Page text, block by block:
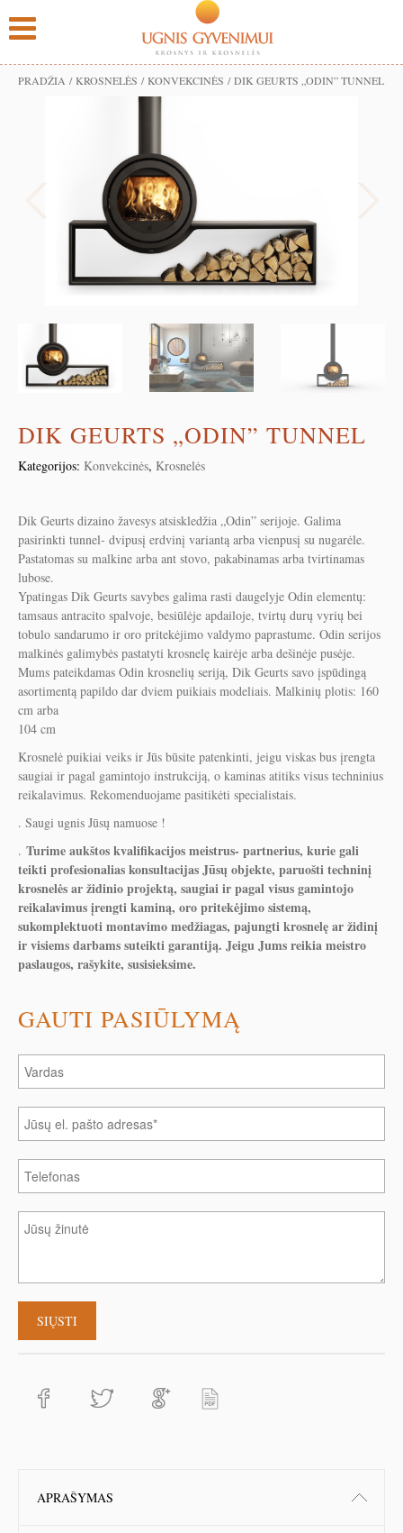
PRADŽIA /KROSNELĖS /KONVEKCINĖS / DIK GEURTS „ODIN” TUNNEL
DIK GEURTS „ODIN” TUNNEL
Kategorijos: Konvekcinės, Krosnelės
Dik Geurts dizaino žavesys atsiskledžia „Odin” serijoje. Galima
pasirinkti tunnel- dvipusį erdvinį variantą arba vienpusį su nugarėle.
Pastatomas su malkine arba ant stovo, pakabinamas arba tvirtinamas
lubose.
Ypatingas Dik Geurts savybes galima rasti daugelyje Odin elementų:
tamsaus antracito spalvoje, besiūlėje apdailoje, tvirtų durų vyrių bei
tobulo sandarumo ir oro pritekėjimo valdymo paprastume. Odin serijos
malkinės galimybės pastatyti krosnelę kairėje arba dešinėje pusėje.
Mums pateikdamas Odin krosnelių seriją, Dik Geurts savo įspūdingą
asortimentą papildo dar dviem puikiais modeliais. Malkinių plotis: 160
cm arba
104 cm
Krosnelė puikiai veiks ir Jūs būsite patenkinti, jeigu viskas bus įrengta
saugiai ir pagal gamintojo instrukciją, o kaminas atitiks visus techninius
reikalavimus. Rekomenduojame pasitikėti specialistais.
. Saugi ugnis Jūsų namuose !
. Turime aukštos kvalifikacijos meistrus- partnerius, kurie gali
teikti profesionalias konsultacijas Jūsų objekte, paruošti techninį
krosnelės ar židinio projektą, saugiai ir pagal visus gamintojo
reikalavimus įrengti kaminą, oro pritekėjimo sistemą,
sukomplektuoti montavimo medžiagas, pajungti krosnelę ar židinį
ir visiems darbams suteikti garantiją. Jeigu Jums reikia meistro
paslaugos, rašykite, susisieksime.
GAUTI PASIŪLYMĄ
APRAŠYMAS